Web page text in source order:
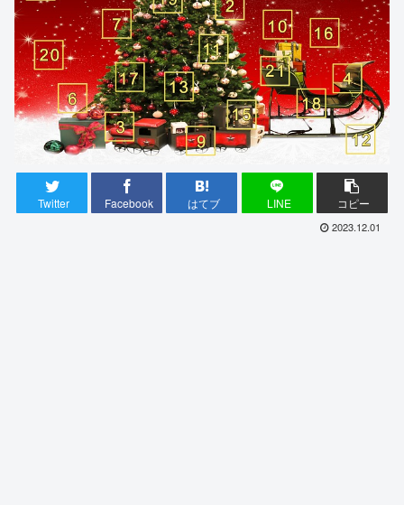
Twitter Facebook はてブ LINE コピー
2023.12.01